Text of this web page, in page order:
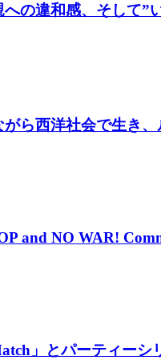
への違和感、そして
ら西洋社会で生き
and NO WAR!
」とパーティー